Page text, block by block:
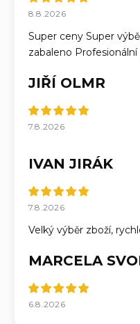
8.8.2026
Super ceny Super
zabaleno
JIŘÍ OLMR
7.8.2026
IVAN JIRÁK
7.8.2026
Velký výběr zboží,
MARCELA
6.8.2026